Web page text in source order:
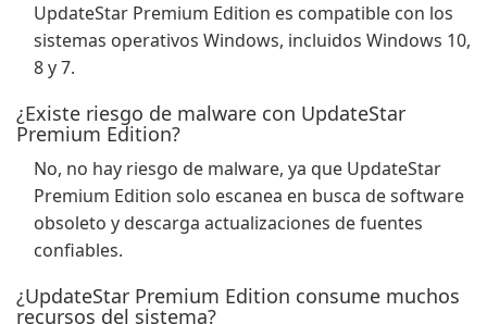
UpdateStar Premium Edition es compatible con los
sistemas operativos Windows, incluidos Windows 10,
8 y 7.
¿Existe riesgo de malware con UpdateStar
Premium Edition?
No, no hay riesgo de malware, ya que UpdateStar
Premium Edition solo escanea en busca de software
obsoleto y descarga actualizaciones de fuentes
confiables.
¿UpdateStar Premium Edition consume muchos
recursos del sistema?